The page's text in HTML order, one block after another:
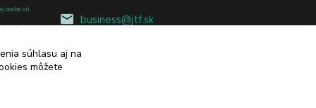
osobe, sú
údajov
business@jtf.sk
súhlasu aj na
môžete